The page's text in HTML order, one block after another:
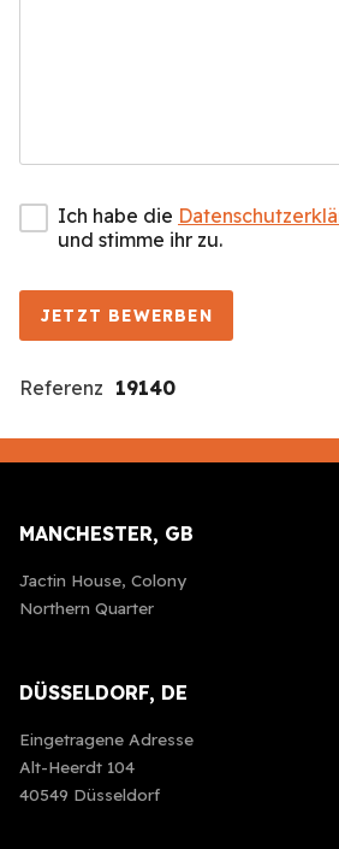
Ich habe die
und stimme ihr zu.
JETZT BEWERBEN
Referenz 19140
MANCHESTER, GB
Jactin House, Colony
Northern Quarter
DÜSSELDORF, DE
Eingetragene Adresse
Alt-Heerdt 104
40549 Düsseldorf